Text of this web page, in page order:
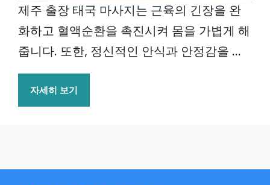
제주 출장 태국 마사지는 근육의 긴장을 완
화하고 혈액순환을 촉진시켜 몸을 가볍게 해
줍니다. 또한, 정신적인 안식과 안정감을 ...
자세히 보기